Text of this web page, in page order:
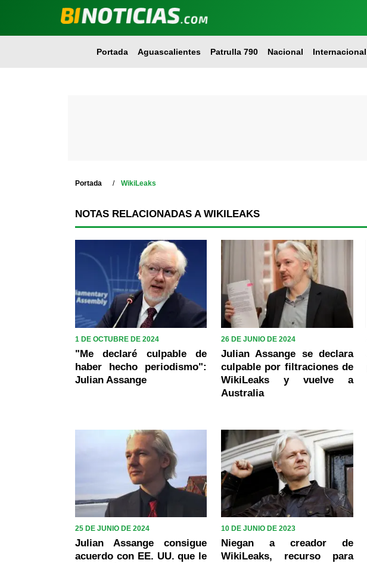
Portada Aguascalientes Patrulla 790 Nacional Internacional
Portada WikiLeaks
NOTAS RELACIONADAS A WIKILEAKS
1 DE OCTUBRE DE 2024
"Me declaré culpable de
haber hecho periodismo":
Julian Assange
26 DE JUNIO DE 2024
Julian Assange se declara
culpable por filtraciones de
WikiLeaks y vuelve a
Australia
25 DE JUNIO DE 2024
Julian Assange consigue
acuerdo con EE. UU. que le
10 DE JUNIO DE 2023
Niegan a creador de
WikiLeaks, recurso para